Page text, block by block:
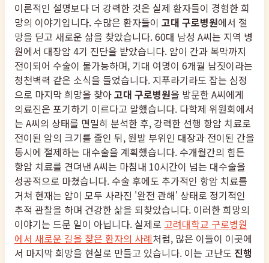
이론적인 설명보다 더 강력한 것은 실제 환자들이 경험한 희
망의 이야기입니다. 수많은 환자들이 고대 구로병원에서 절
망을 딛고 새로운 삶을 찾았습니다. 60대 남성 A씨는 지역 병
원에서 대장암 4기 진단을 받았습니다. 암이 간과 복막까지
전이되어 수술이 불가능하며, 기대 여명이 6개월 남짓이라는
청천벽력 같은 소식을 들었습니다. 지푸라기라도 잡는 심정
으로 마지막 희망을 찾아고대 구로병원을 방문한 A씨에게
의료진은 포기하기 이르다고 말했습니다. 다학제 위원회에서
는 A씨의 상태를 면밀히 분석한 후, 강력한 선행 항암 치료로
전이된 암의 크기를 줄인 뒤, 원발 부위인 대장과 전이된 간을
동시에 절제하는 대수술을 계획했습니다. 수개월간의 힘든
항암 치료를 견뎌낸 A씨는 마침내 10시간이 넘는 대수술을
성공적으로 마쳤습니다. 수술 후에도 추가적인 항암 치료를
거쳐 현재는 암이 모두 사라진 '완전 관해' 상태로 정기적인
추적 관찰을 하며 건강한 삶을 되찾았습니다. 이러한 희망의
이야기는 드문 일이 아닙니다. 실제로 고려대학교 구로병원
에서 새로운 길을 찾은 환자의 사례처럼, 많은 이들이 이곳에
서 마지막 희망을 현실로 만들고 있습니다. 이는 고난도 진행